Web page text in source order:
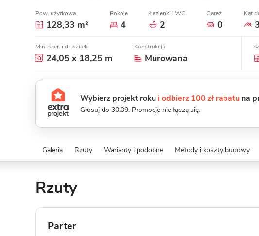
Pow. użytkowa
128,33 m²
Pokoje
4
Łazienki i WC
2
Garaż
0
Kąt
Min. szer. i dł. działki
24,05 x 18,25 m
Konstrukcja
Murowana
Wybierz projekt roku i odbierz 100 zł rabatu na
Głosuj do 30.09. Promocje nie łączą się.
Galeria Rzuty Warianty i podobne Metody i koszty budowy
Rzuty
Parter